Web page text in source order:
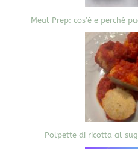
Meal Prep: cos’è e perché
Polpette di ricotta al